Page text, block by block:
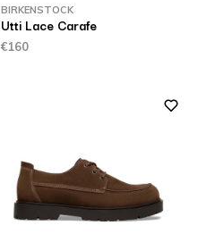
BIRKENSTOCK
Utti Lace Carafe
€160